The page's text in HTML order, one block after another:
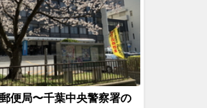
便局〜千葉中央警察署の